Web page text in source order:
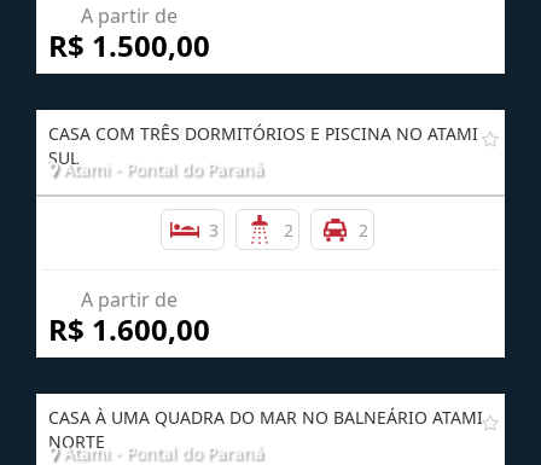
A partir de
R$ 1.500,00
CASA COM TRÊS DORMITÓRIOS E PISCINA NO ATAMI
SUL
Atami - Pontal do Paraná
3 2 2
A partir de
R$ 1.600,00
CASA À UMA QUADRA DO MAR NO BALNEÁRIO ATAMI
NORTE
Atami - Pontal do Paraná